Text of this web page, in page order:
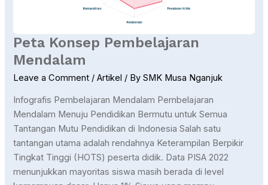
Peta Konsep Pembelajaran
Mendalam
Leave a Comment /Artikel / BySMK Musa Nganjuk
Infografis Pembelajaran Mendalam Pembelajaran
Mendalam Menuju Pendidikan Bermutu untuk Semua
Tantangan Mutu Pendidikan di Indonesia Salah satu
tantangan utama adalah rendahnya Keterampilan Berpikir
Tingkat Tinggi (HOTS) peserta didik. Data PISA 2022
menunjukkan mayoritas siswa masih berada di level